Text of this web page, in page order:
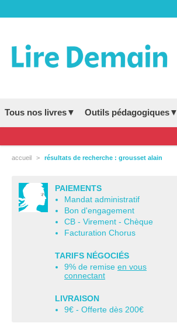
Tous nos livres▼ Outils pédagogiques▼
accueil résultats de recherche : grousset alain
PAIEMENTS
Mandat administratif
Bon d'engagement
CB - Virement - Chèque
Facturation Chorus
TARIFS NÉGOCIÉS
9% de remise en vous
connectant
LIVRAISON
9€ - Offerte dès 200€